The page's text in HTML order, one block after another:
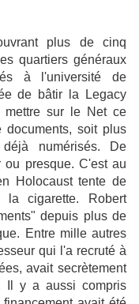
plus de cinq
quartiers généraux
à l'université de
de bâtir la
Legacy
mettre sur le Net ce
documents, soit plus
numérisés. De
ou presque. C'est au
Holocaust tente de
cigarette. Robert
depuis plus de
Entre mille autres
qui l'a recruté à
avait secrètement
Il y a aussi compris